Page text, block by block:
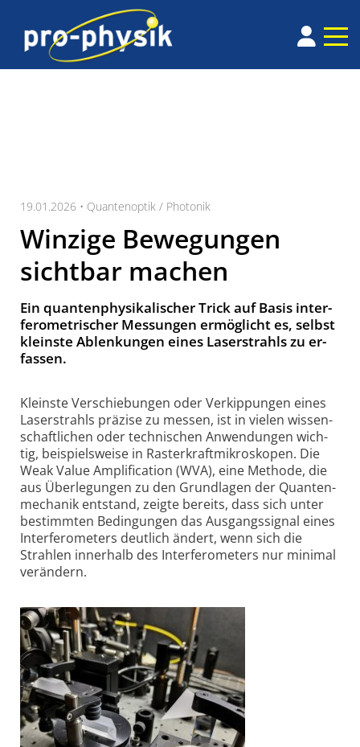
19.01.2026 • Quantenoptik / Photonik
Winzige Bewegungen
sichtbar machen
Ein quanten­physika­li­scher Trick auf Basis inter­
fero­metri­scher Mes­sung­en er­mög­licht es, selbst
kleins­te Ab­len­kungen ei­nes Laser­strahls zu er­
fas­sen.
Kleinste Verschiebungen oder Verkip­pungen eines
Laser­strahls präzise zu messen, ist in vielen wissen­
schaft­lichen oder techni­schen Anwen­dungen wich­
tig, bei­spiels­weise in Raster­kraft­mikro­skopen. Die
Weak Value Ampli­fi­ca­tion (WVA), eine Metho­de, die
aus Über­le­gungen zu den Grund­lagen der Quan­ten­
mecha­nik ent­stand, zeig­te be­reits, dass sich un­ter
be­stimm­ten Be­ding­ungen das Aus­gangs­signal eines
Inter­fe­ro­me­ters deut­lich än­dert, wenn sich die
Strah­len in­ner­halb des In­ter­fe­ro­me­ters nur mini­mal
ver­än­dern.